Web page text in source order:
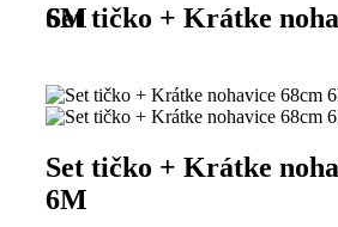
Set tičko + Krátke nohavice 68cm 6M
Set tičko + Krátke
6M